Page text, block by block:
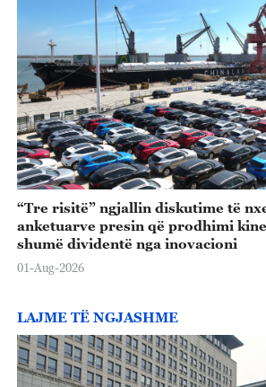
“Tre risitë” ngjallin diskutime të
anketuarve presin që prodhimi
shumë dividentë nga inovacioni
01-Aug-2026
LAJME TË NGJASHME